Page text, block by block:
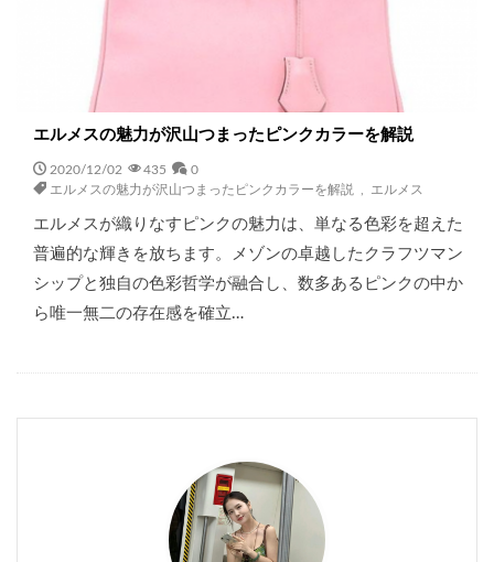
エルメスの魅力が沢山つまったピンクカラーを解説
2020/12/02 435
0
エルメスの魅力が沢山つまったピンクカラーを解説
エルメス
エルメスが織りなすピンクの魅力は、単なる色彩を超えた
普遍的な輝きを放ちます。メゾンの卓越したクラフツマン
シップと独自の色彩哲学が融合し、数多あるピンクの中か
ら唯一無二の存在感を確立…